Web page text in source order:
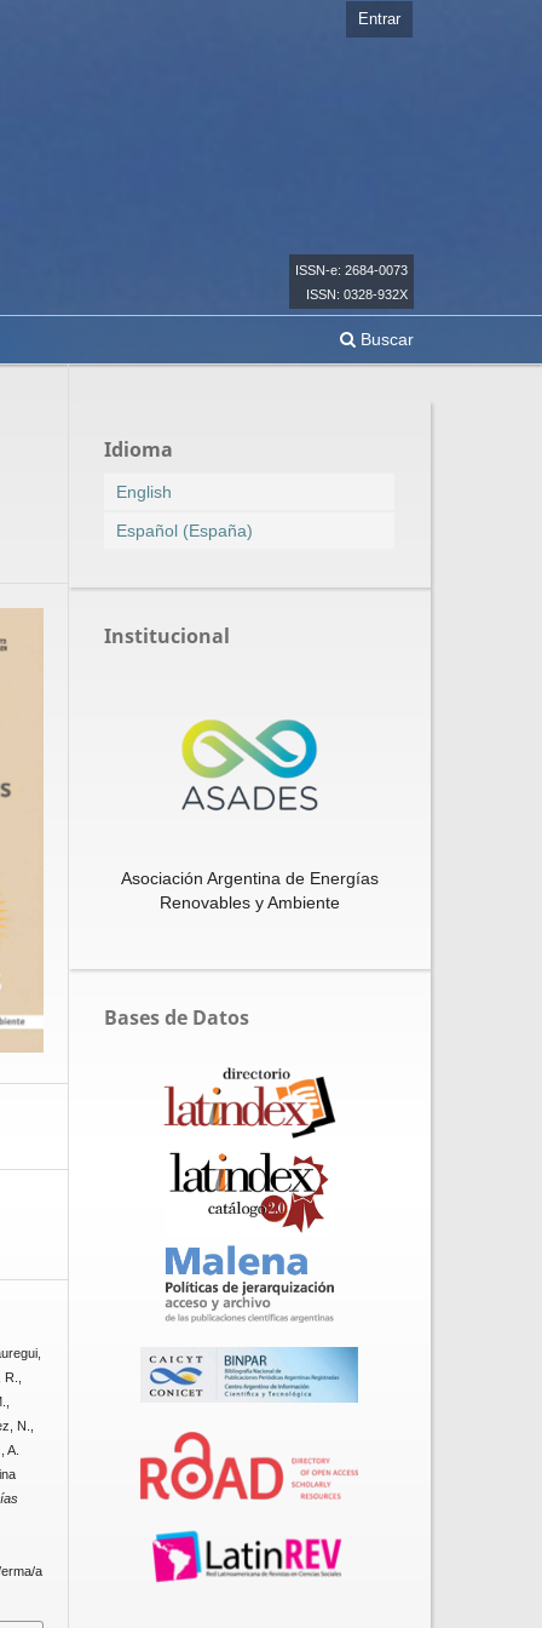
ISSN-e: 2684-0073
ISSN: 0328-932X
Buscar
Entrar
R.,
N.,
A.
a
Idioma
English
Español (España)
Institucional
Asociación Argentina de Energías
Renovables y Ambiente
Bases de Datos